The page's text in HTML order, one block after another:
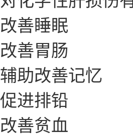
改善睡眠
改善胃肠
辅助改善记忆
促进排铅
改善贫血